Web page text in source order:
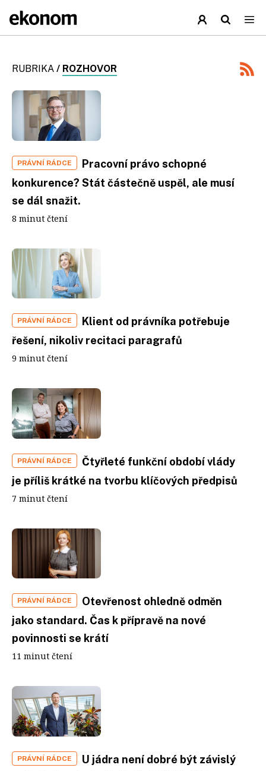
RUBRIKA / ROZHOVOR
PRÁVNÍ RÁDCE
Pracovní právo schopné
konkurence? Stát částečně uspěl, ale musí
se dál snažit.
8 minut čtení
PRÁVNÍ RÁDCE
Klient od právníka potřebuje
řešení, nikoliv recitaci paragrafů
9 minut čtení
PRÁVNÍ RÁDCE
Čtyřleté funkční období vlády
je příliš krátké na tvorbu klíčových předpisů
7 minut čtení
PRÁVNÍ RÁDCE
Otevřenost ohledně odměn
jako standard. Čas k přípravě na nové
povinnosti se krátí
11 minut čtení
PRÁVNÍ RÁDCE
U jádra není dobré být závislý